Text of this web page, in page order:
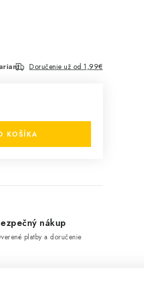
Doručenie už od 1,99€
KOŠÍKA
nákup
platby a doručenie